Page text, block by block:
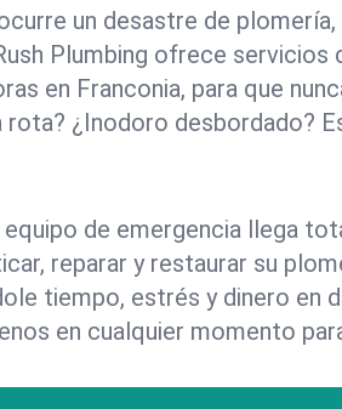
un desastre de
Plumbing ofrece servicios
en Franconia, para que
rota? ¿Inodoro desbordado?
de emergencia llega
reparar y restaurar su
tiempo, estrés y dinero en
en cualquier momento